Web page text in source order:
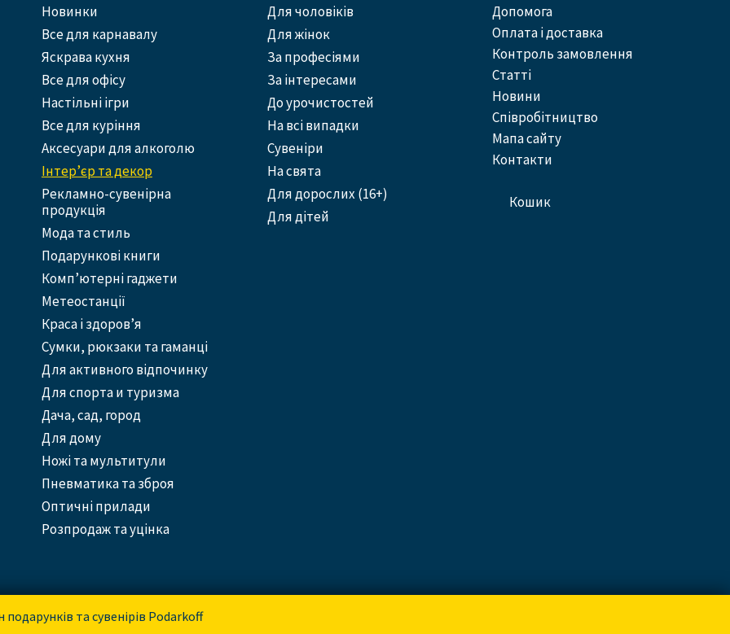
Новинки
Все для карнавалу
Яскрава кухня
Все для офісу
Настільні ігри
Все для куріння
Аксесуари для алкоголю
Інтер’єр та декор
Рекламно-сувенірна
продукція
Мода та стиль
Подарункові книги
Комп’ютерні гаджети
Метеостанції
Краса і здоров’я
Сумки, рюкзаки та гаманці
Для активного відпочинку
Для спорта и туризма
Дача, сад, город
Для дому
Ножі та мультитули
Пневматика та зброя
Оптичні прилади
Розпродаж та уцінка
Для чоловіків
Для жінок
За професіями
За інтересами
До урочистостей
На всі випадки
Сувеніри
На свята
Для дорослих (16+)
Для дітей
допомога
оплата і доставка
контроль замовлення
статті
новини
співробітництво
Мапа сайту
контакти
кошик
та сувенірів Podarkoff